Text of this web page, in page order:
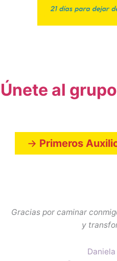
Únete al
-> Primeros
Gracias por caminar
y